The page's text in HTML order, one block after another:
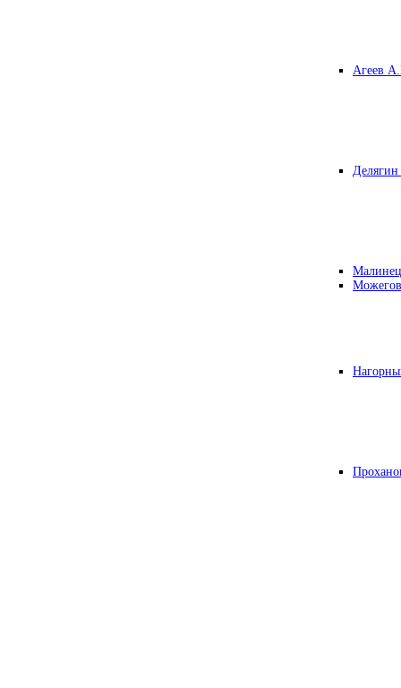
Агеев